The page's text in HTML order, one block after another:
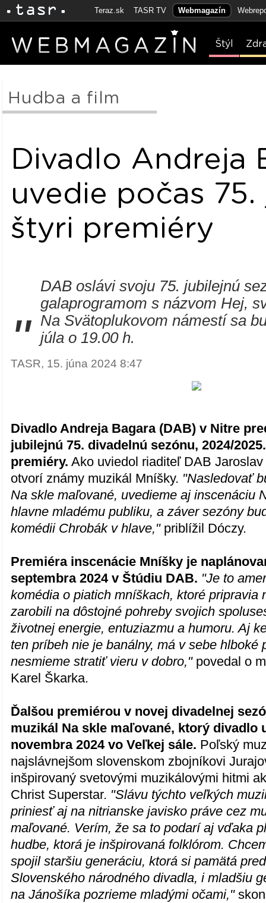
Teraz.sk TASR TV Webmagazín
Štýl
Hudba a film
Divadlo Andreja
uvedie počas
štyri premiéry
"
DAB oslávi svoju 75. jubilejnú
galaprogramom s názvom Hej,
Na Svätoplukovom námestí sa
júla o 19.00 h.
TASR, 15. júna 2024 8:47
Divadlo Andreja Bagara (DAB) v Nitre
jubilejnú 75. divadelnú sezónu, 2024/
premiéry. Ako uviedol riaditeľ DAB
otvorí známy muzikál Mníšky. "Nasledovať
Na skle maľované, uvedieme aj inscenáciu
hlavne mladému publiku, a záver sezóny
komédii Chrobák v hlave,"priblížil Dóczy.
Premiéra inscenácie Mníšky je
septembra 2024 v Štúdiu DAB. "Je to
komédia o piatich mníškach, ktoré pripravia
zarobili na dôstojné pohreby svojich
životnej energie, entuziazmu a humoru. Aj
ten príbeh nie je banálny, má v sebe hlboké
nesmieme stratiť vieru v dobro,"povedal o
Karel Škarka.
Ďalšou premiérou v novej divadelnej
muzikál Na skle maľované, ktorý divadlo
novembra 2024 vo Veľkej sále. Poľský
najslávnejšom slovenskom zbojníkovi
inšpirovaný svetovými muzikálovými hitmi
Christ Superstar. "Slávu týchto veľkých
priniesť aj na nitrianske javisko práve cez
maľované. Verím, že sa to podarí aj vďaka
hudbe, ktorá je inšpirovaná folklórom.
spojil staršiu generáciu, ktorá si pamätá
Slovenského národného divadla, i mladšiu
na Jánošíka pozrieme mladými očami,"